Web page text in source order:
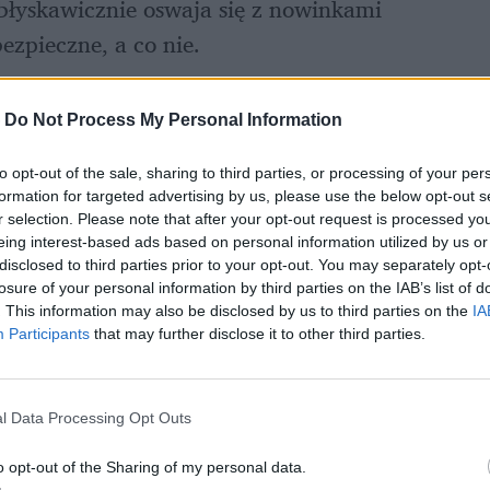
Do Not Process My Personal Information
opt-out of the sale, sharing to third parties, or processing of your
for targeted advertising by us, please use the below opt-out
selection. Please note that after your opt-out request is processed
interest-based ads based on personal information utilized by us
to third parties prior to your opt-out. You may separately
of your personal information by third parties on the IAB’s list of
This information may also be disclosed by us to third parties on the
Participants that may further disclose it to other third parties.
Data Processing Opt Outs
opt-out of the Sharing of my personal data.
oswaja się z nowinkami
a co nie.
są narażone na
chodzi o strony internetowe
erotyczne. Kolejny problem to złośliwe
przy ściąganiu plików (filmów, gier,
może paść ofiarą wirusów.